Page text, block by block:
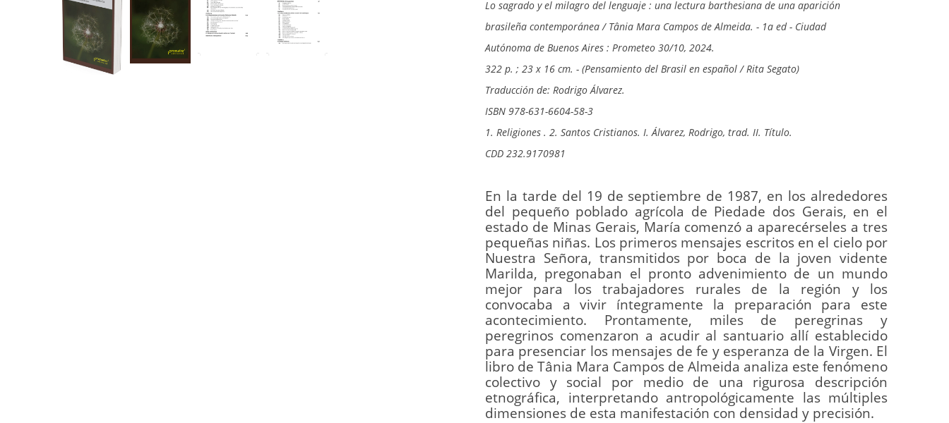
Lo sagrado y el milagro del lenguaje : una lectura barthesiana de una aparición
brasileña contemporánea / Tânia Mara Campos de Almeida. - 1a ed - Ciudad
Autónoma de Buenos Aires : Prometeo 30/10, 2024.
322 p. ; 23 x 16 cm. - (Pensamiento del Brasil en español / Rita Segato)
Traducción de: Rodrigo Álvarez.
ISBN 978-631-6604-58-3
1. Religiones . 2. Santos Cristianos. I. Álvarez, Rodrigo, trad. II. Título.
CDD 232.9170981
En la tarde del 19 de septiembre de 1987, en los alrededores
del pequeño poblado agrícola de Piedade dos Gerais, en el
estado de Minas Gerais, María comenzó a aparecérseles a tres
pequeñas niñas. Los primeros mensajes escritos en el cielo por
Nuestra Señora, transmitidos por boca de la joven vidente
Marilda, pregonaban el pronto advenimiento de un mundo
mejor para los trabajadores rurales de la región y los
convocaba a vivir íntegramente la preparación para este
acontecimiento. Prontamente, miles de peregrinas y
peregrinos comenzaron a acudir al santuario allí establecido
para presenciar los mensajes de fe y esperanza de la Virgen. El
libro de Tânia Mara Campos de Almeida analiza este fenómeno
colectivo y social por medio de una rigurosa descripción
etnográfica, interpretando antropológicamente las múltiples
dimensiones de esta manifestación con densidad y precisión.